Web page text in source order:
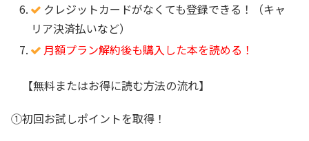
クレジットカードがなくても登録できる！（キャ
リア決済払いなど）
月額プラン解約後も購入した本を読める！
【無料またはお得に読む方法の流れ】
①初回お試しポイントを取得！